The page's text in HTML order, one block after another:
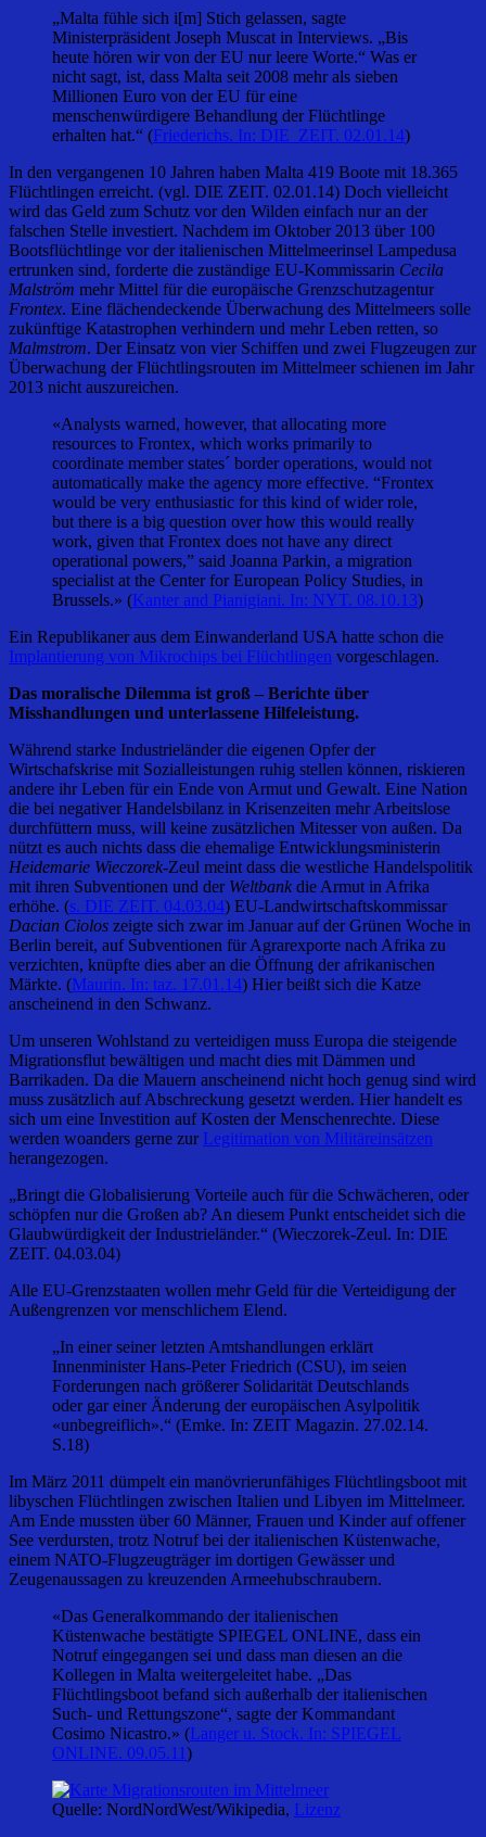
„Malta fühle sich i[m] Stich gelassen, sagte
Ministerpräsident Joseph Muscat in Interviews. „Bis
heute hören wir von der EU nur leere Worte.“ Was er
nicht sagt, ist, dass Malta seit 2008 mehr als sieben
Millionen Euro von der EU für eine
menschenwürdigere Behandlung der Flüchtlinge
erhalten hat.“ (Friederichs. In: DIE ZEIT. 02.01.14)
In den vergangenen 10 Jahren haben Malta 419 Boote mit 18.365
Flüchtlingen erreicht. (vgl. DIE ZEIT. 02.01.14) Doch vielleicht
wird das Geld zum Schutz vor den Wilden einfach nur an der
falschen Stelle investiert. Nachdem im Oktober 2013 über 100
Bootsflüchtlinge vor der italienischen Mittelmeerinsel Lampedusa
ertrunken sind, forderte die zuständige EU-Kommissarin Cecila
Malström mehr Mittel für die europäische Grenzschutzagentur
Frontex. Eine flächendeckende Überwachung des Mittelmeers solle
zukünftige Katastrophen verhindern und mehr Leben retten, so
Malmstrom. Der Einsatz von vier Schiffen und zwei Flugzeugen zur
Überwachung der Flüchtlingsrouten im Mittelmeer schienen im Jahr
2013 nicht auszureichen.
«Analysts warned, however, that allocating more
resources to Frontex, which works primarily to
coordinate member states´ border operations, would not
automatically make the agency more effective. “Frontex
would be very enthusiastic for this kind of wider role,
but there is a big question over how this would really
work, given that Frontex does not have any direct
operational powers,” said Joanna Parkin, a migration
specialist at the Center for European Policy Studies, in
Brussels.» (Kanter and Pianigiani. In: NYT. 08.10.13)
Ein Republikaner aus dem Einwanderland USA hatte schon die
Implantierung von Mikrochips bei Flüchtlingen vorgeschlagen.
Das moralische Dilemma ist groß – Berichte über
Misshandlungen und unterlassene Hilfeleistung.
Während starke Industrieländer die eigenen Opfer der
Wirtschafskrise mit Sozialleistungen ruhig stellen können, riskieren
andere ihr Leben für ein Ende von Armut und Gewalt. Eine Nation
die bei negativer Handelsbilanz in Krisenzeiten mehr Arbeitslose
durchfüttern muss, will keine zusätzlichen Mitesser von außen. Da
nützt es auch nichts dass die ehemalige Entwicklungsministerin
Heidemarie Wieczorek-Zeul meint dass die westliche Handelspolitik
mit ihren Subventionen und der Weltbank die Armut in Afrika
erhöhe. (s. DIE ZEIT. 04.03.04) EU-Landwirtschaftskommissar
Dacian Ciolos zeigte sich zwar im Januar auf der Grünen Woche in
Berlin bereit, auf Subventionen für Agrarexporte nach Afrika zu
verzichten, knüpfte dies aber an die Öffnung der afrikanischen
Märkte. (Maurin. In: taz. 17.01.14) Hier beißt sich die Katze
anscheinend in den Schwanz.
Um unseren Wohlstand zu verteidigen muss Europa die steigende
Migrationsflut bewältigen und macht dies mit Dämmen und
Barrikaden. Da die Mauern anscheinend nicht hoch genug sind wird
muss zusätzlich auf Abschreckung gesetzt werden. Hier handelt es
sich um eine Investition auf Kosten der Menschenrechte. Diese
werden woanders gerne zur Legitimation von Militäreinsätzen
herangezogen.
„Bringt die Globalisierung Vorteile auch für die Schwächeren, oder
schöpfen nur die Großen ab? An diesem Punkt entscheidet sich die
Glaubwürdigkeit der Industrieländer.“ (Wieczorek-Zeul. In: DIE
ZEIT. 04.03.04)
Alle EU-Grenzstaaten wollen mehr Geld für die Verteidigung der
Außengrenzen vor menschlichem Elend.
„In einer seiner letzten Amtshandlungen erklärt
Innenminister Hans-Peter Friedrich (CSU), im seien
Forderungen nach größerer Solidarität Deutschlands
oder gar einer Änderung der europäischen Asylpolitik
«unbegreiflich».“ (Emke. In: ZEIT Magazin. 27.02.14.
S.18)
Im März 2011 dümpelt ein manövrierunfähiges Flüchtlingsboot mit
libyschen Flüchtlingen zwischen Italien und Libyen im Mittelmeer.
Am Ende mussten über 60 Männer, Frauen und Kinder auf offener
See verdursten, trotz Notruf bei der italienischen Küstenwache,
einem NATO-Flugzeugträger im dortigen Gewässer und
Zeugenaussagen zu kreuzenden Armeehubschraubern.
«Das Generalkommando der italienischen
Küstenwache bestätigte SPIEGEL ONLINE, dass ein
Notruf eingegangen sei und dass man diesen an die
Kollegen in Malta weitergeleitet habe. „Das
Flüchtlingsboot befand sich außerhalb der italienischen
Such- und Rettungszone“, sagte der Kommandant
Cosimo Nicastro.» (Langer u. Stock. In: SPIEGEL
ONLINE. 09.05.11)
Quelle: NordNordWest/Wikipedia, Lizenz